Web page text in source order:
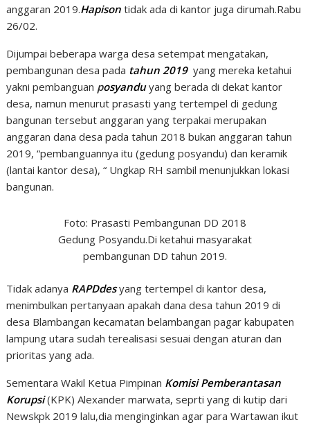
anggaran 2019.Hapison tidak ada di kantor juga dirumah.Rabu
26/02.
Dijumpai beberapa warga desa setempat mengatakan,
pembangunan desa pada tahun 2019yang mereka ketahui
yakni pembanguan posyanduyang berada di dekat kantor
desa, namun menurut prasasti yang tertempel di gedung
bangunan tersebut anggaran yang terpakai merupakan
anggaran dana desa pada tahun 2018 bukan anggaran tahun
2019, “pembanguannya itu (gedung posyandu) dan keramik
(lantai kantor desa), “ Ungkap RH sambil menunjukkan lokasi
bangunan.
Foto: Prasasti Pembangunan DD 2018
Gedung Posyandu.Di ketahui masyarakat
pembangunan DD tahun 2019.
Tidak adanya RAPDdesyang tertempel di kantor desa,
menimbulkan pertanyaan apakah dana desa tahun 2019 di
desa Blambangan kecamatan belambangan pagar kabupaten
lampung utara sudah terealisasi sesuai dengan aturan dan
prioritas yang ada.
Sementara Wakil Ketua Pimpinan Komisi Pemberantasan
Korupsi(KPK) Alexander marwata, seprti yang di kutip dari
Newskpk 2019 lalu,dia menginginkan agar para Wartawan ikut